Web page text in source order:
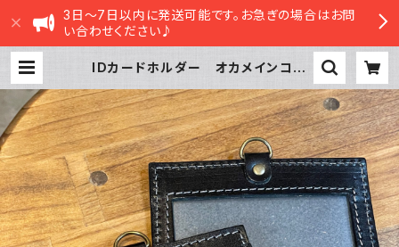
3日～7日以内に発送可能です。お急ぎの場合はお問
い合わせください♪
IDカードホルダー オカメインコ
ーマル （ストラップなし） おかめい
んこ | sasatte STORE|ささってス
トア